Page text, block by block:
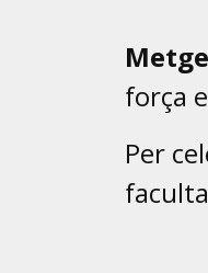
força
Per